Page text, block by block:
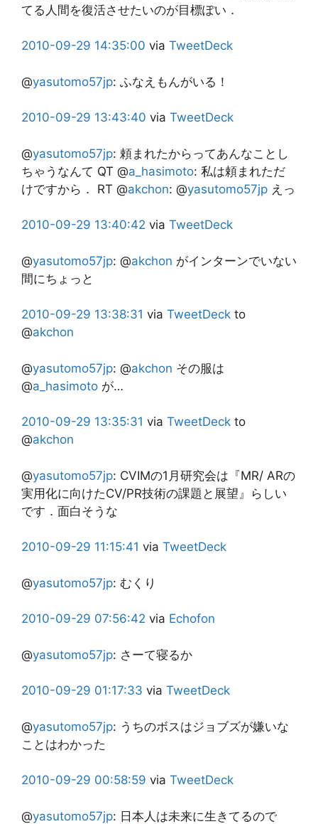
てる人間を復活させたいのが目標ぽい．
2010-09-29 14:35:00 via TweetDeck
@yasutomo57jp: ふなえもんがいる！
2010-09-29 13:43:40 via TweetDeck
@yasutomo57jp: 頼まれたからってあんなことし
ちゃうなんて QT @a_hasimoto: 私は頼まれただ
けですから． RT @akchon: @yasutomo57jp えっ
2010-09-29 13:40:42 via TweetDeck
@yasutomo57jp: @akchon がインターンでいない
間にちょっと
2010-09-29 13:38:31 via TweetDeck to
@akchon
@yasutomo57jp: @akchon その服は
@a_hasimoto が…
2010-09-29 13:35:31 via TweetDeck to
@akchon
@yasutomo57jp: CVIMの1月研究会は『MR/ ARの
実用化に向けたCV/PR技術の課題と展望』らしい
です．面白そうな
2010-09-29 11:15:41 via TweetDeck
@yasutomo57jp: むくり
2010-09-29 07:56:42 via Echofon
@yasutomo57jp: さーて寝るか
2010-09-29 01:17:33 via TweetDeck
@yasutomo57jp: うちのボスはジョブズが嫌いな
ことはわかった
2010-09-29 00:58:59 via TweetDeck
@yasutomo57jp: 日本人は未来に生きてるので